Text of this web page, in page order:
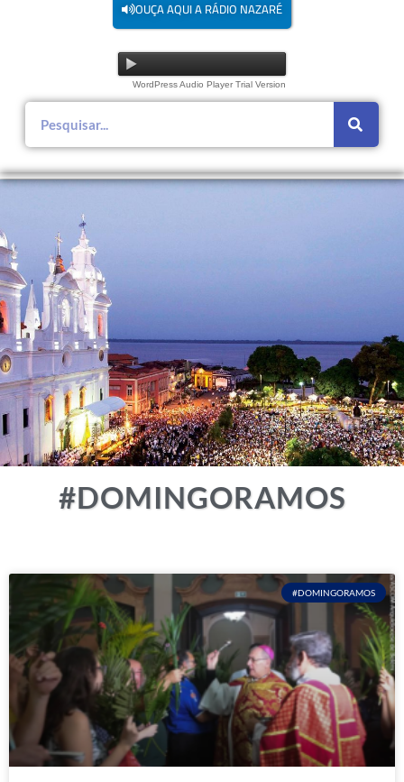
OUÇA AQUI A RÁDIO NAZARÉ
WordPress Audio Player Trial Version
#DOMINGORAMOS
#DOMINGORAMOS